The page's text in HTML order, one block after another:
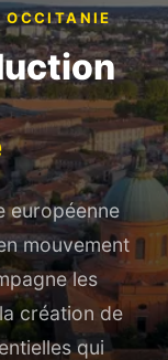
OCCITANIE
européenne
mouvement
les
création de
qui